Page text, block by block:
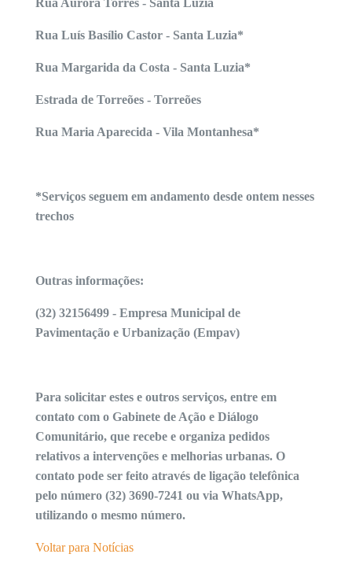
Rua Luís Basílio Castor - Santa Luzia*
Rua Margarida da Costa - Santa Luzia*
Estrada de Torreões - Torreões
Rua Maria Aparecida - Vila Montanhesa*
*Serviços seguem em andamento desde ontem nesses
trechos
Outras informações:
(32) 32156499 - Empresa Municipal de
Pavimentação e Urbanização (Empav)
Para solicitar estes e outros serviços, entre em
contato com o Gabinete de Ação e Diálogo
Comunitário, que recebe e organiza pedidos
relativos a intervenções e melhorias urbanas. O
contato pode ser feito através de ligação telefônica
pelo número (32) 3690-7241 ou via WhatsApp,
utilizando o mesmo número.
Voltar para Notícias